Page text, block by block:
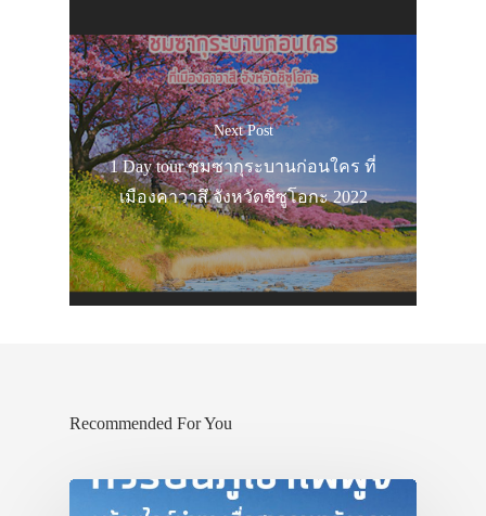
Next Post
1 Day tour ชมซากุระบานก่อนใคร ที่
เมืองคาวาสึ จังหวัดชิซูโอกะ 2022
Recommended For You